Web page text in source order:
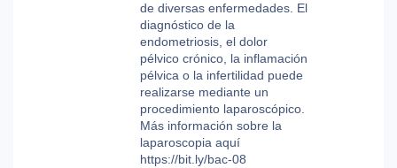
de diversas enfermedades. El
diagnóstico de la
endometriosis, el dolor
pélvico crónico, la inflamación
pélvica o la infertilidad puede
realizarse mediante un
procedimiento laparoscópico.
Más información sobre la
laparoscopia aquí
https://bit.ly/bac-08